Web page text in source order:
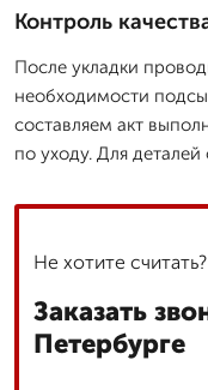
Контроль
После укладки
необходимости
составляем акт
по уходу. Для
Не хотите считать?
Заказать
Петербурге